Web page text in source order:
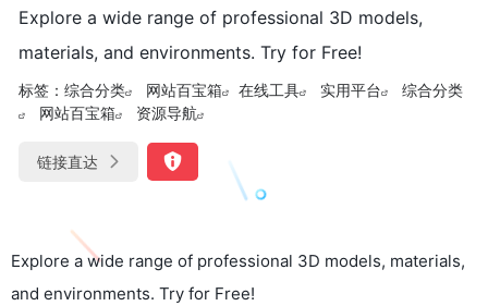
Explore a wide range of professional 3D models,
materials, and environments. Try for Free!
标签： 综合分类 网站百宝箱 在线工具 实用平台
综合分类
网站百宝箱
资源导航
链接直达
Explore a wide range of professional 3D models, materials,
and environments. Try for Free!